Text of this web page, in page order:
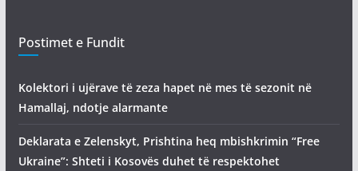
Postimet e Fundit
Kolektori i ujërave të zeza hapet në mes të sezonit në
Hamallaj, ndotje alarmante
Deklarata e Zelenskyt, Prishtina heq mbishkrimin “Free
Ukraine”: Shteti i Kosovës duhet të respektohet